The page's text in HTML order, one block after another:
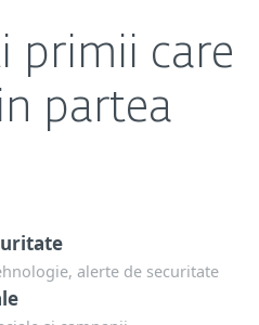
primii care
partea
alerte de securitate